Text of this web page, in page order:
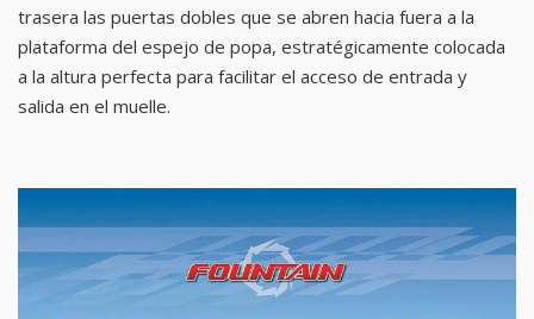
trasera las puertas dobles que se abren hacia fuera a la
plataforma del espejo de popa, estratégicamente colocada
a la altura perfecta para facilitar el acceso de entrada y
salida en el muelle.